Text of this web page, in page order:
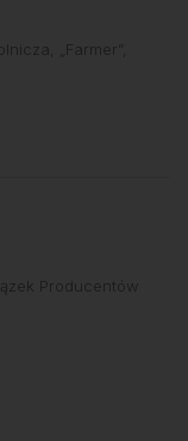
„Farmer”,
Producentów